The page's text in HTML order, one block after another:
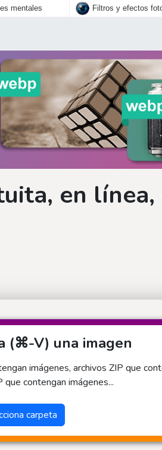
mentales Filtros y efectos
en
(⌘-V) una imagen
imágenes, archivos ZIP que
contengan imágenes...
carpeta